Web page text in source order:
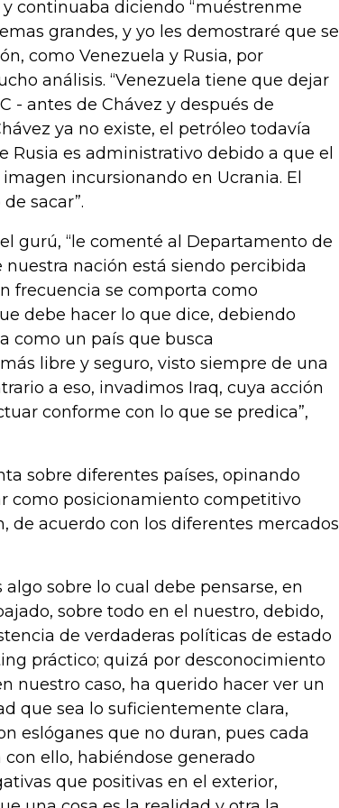
continuaba diciendo “muéstrenme
grandes, y yo les demostraré que se
como Venezuela y Rusia, por
análisis. “Venezuela tiene que dejar
- antes de Chávez y después de
ya no existe, el petróleo todavía
Rusia es administrativo debido a que el
incursionando en Ucrania. El
sacar”.
gurú, “le comenté al Departamento de
nación está siendo percibida
frecuencia se comporta como
debe hacer lo que dice, debiendo
como un país que busca
libre y seguro, visto siempre de una
a eso, invadimos Iraq, cuya acción
conforme con lo que se predica”,
sobre diferentes países, opinando
como posicionamiento competitivo
de acuerdo con los diferentes mercados
sobre lo cual debe pensarse, en
sobre todo en el nuestro, debido,
de verdaderas políticas de estado
práctico; quizá por desconocimiento
nuestro caso, ha querido hacer ver un
que sea lo suficientemente clara,
eslóganes que no duran, pues cada
ello, habiéndose generado
que positivas en el exterior,